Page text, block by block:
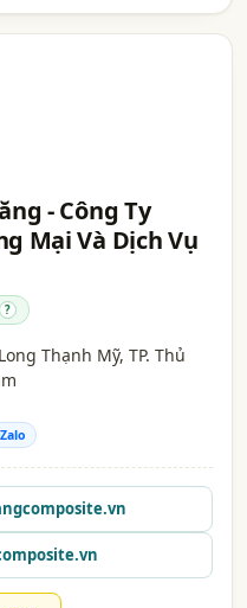
- Công Ty
Mại Và Dịch Vụ
?
Thạnh Mỹ, TP. Thủ
Zalo